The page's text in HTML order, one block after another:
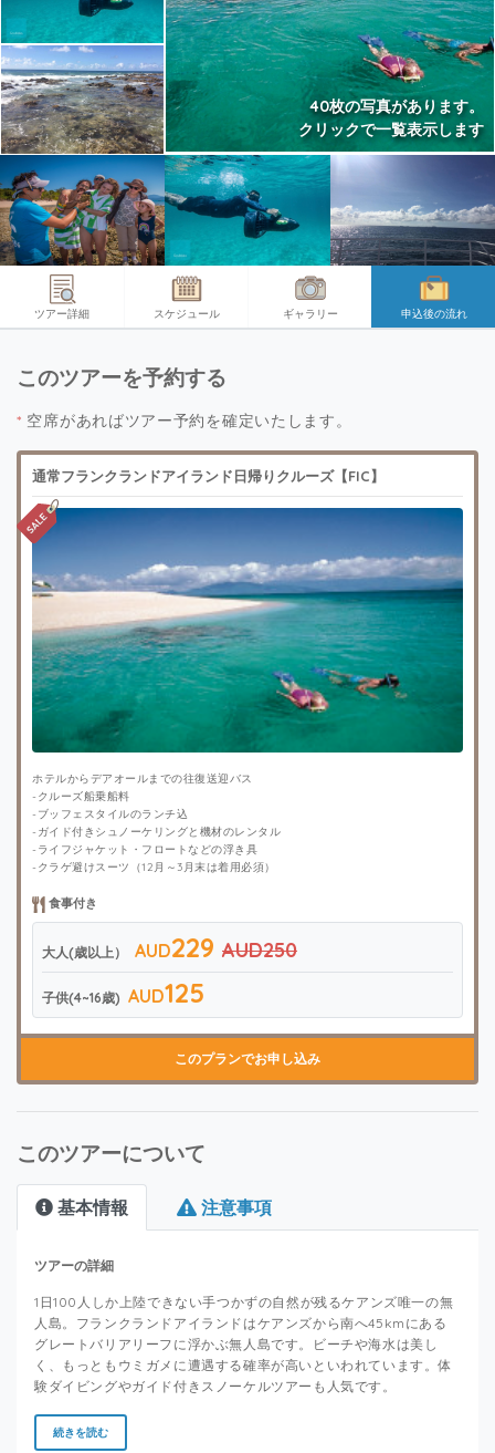
40枚の写真があります。
クリックで一覧表示します
ツアー詳細 スケジュール ギャラリー 申込後の流れ
このツアーを予約する
* 空席があればツアー予約を確定いたします。
通常フランクランドアイランド日帰りクルーズ【FIC】
ホテルからデアオールまでの往復送迎バス
-クルーズ船乗船料
-ブッフェスタイルのランチ込
-ガイド付きシュノーケリングと機材のレンタル
-ライフジャケット・フロートなどの浮き具
-クラゲ避けスーツ（12月～3月末は着用必須）
食事付き
大人(歳以上） AUD229 AUD250
子供(4~16歳) AUD125
このプランでお申し込み
このツアーについて
基本情報 注意事項
ツアーの詳細
1日100人しか上陸できない手つかずの自然が残るケアンズ唯一の無
人島。フランクランドアイランドはケアンズから南へ45kmにある
グレートバリアリーフに浮かぶ無人島です。ビーチや海水は美し
く、もっともウミガメに遭遇する確率が高いといわれています。体
験ダイビングやガイド付きスノーケルツアーも人気です。
続きを読む